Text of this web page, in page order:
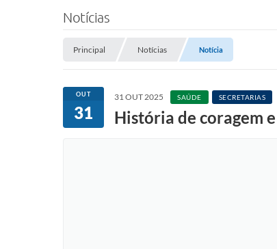
Notícias
Principal Notícias Notícia
OUT
31
31 OUT 2025 SAÚDE SECRETARIAS
História de coragem